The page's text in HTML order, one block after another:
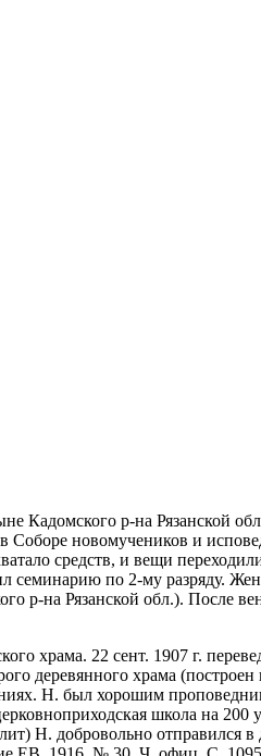
Кадомского р-на Рязанской
Соборе новомучеников и
средств, и вещи
семинарию по 2-му разряду.
р-на Рязанской обл.). После
храма. 22 сент. 1907 г.
деревянного храма
Н. был хорошим
школа на
Н. добровольно отправился